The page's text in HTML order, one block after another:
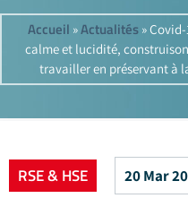
Accueil »Actualités»Covid-
calme et lucidité,
travailler en préservant à
RSE & HSE 20 Mar